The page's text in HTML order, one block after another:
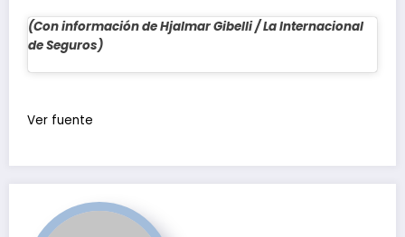
(Con información de Hjalmar Gibelli / La Internacional
de Seguros)
de
Ver fuente